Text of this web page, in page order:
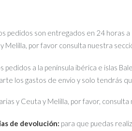
pedidos son entregados en 24 horas
Melilla, por favor consulta nuestra
pedidos a la península ibérica e islas
los gastos de envío y solo tendrás
y Ceuta y Melilla, por favor,
de devolución: para que puedas